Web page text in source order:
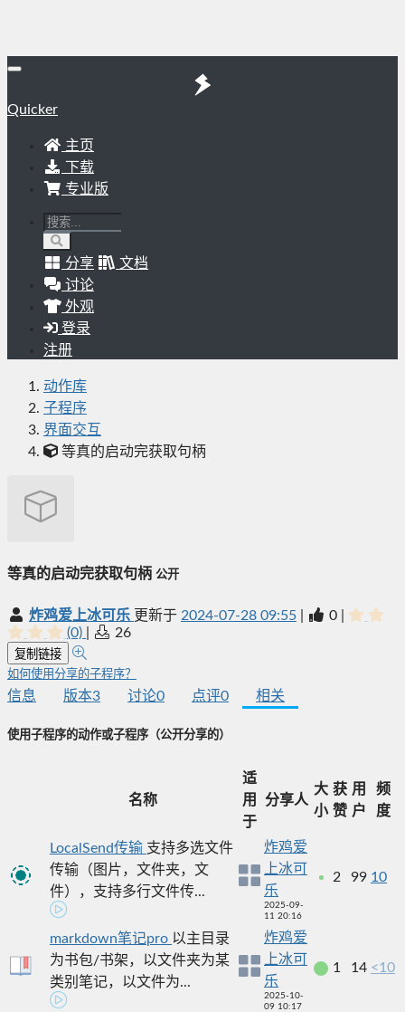
Quicker
主页
下载
专业版
分享
文档
讨论
外观
登录
注册
动作库
子程序
界面交互
等真的启动完获取句柄
等真的启动完获取句柄 公开
炸鸡爱上冰可乐 更新于 2024-07-28 09:55 0
(0)
26
复制链接
如何使用分享的子程序？
信息 版本3 讨论0 点评0 相关
使用子程序的动作或子程序（公开分享的）
名称
适
用
于
分享人
大
小
获
赞
用
户
频
度
LocalSend传输 支持多选文件
传输（图片，文件夹，文
件），支持多行文件传...
炸鸡爱
上冰可
乐
2025-09-
11 20:16
2 99 10
markdown笔记pro 以主目录
为书包/书架，以文件夹为某
类别笔记，以文件为...
炸鸡爱
上冰可
乐
2025-10-
09 10:17
1 14 <10